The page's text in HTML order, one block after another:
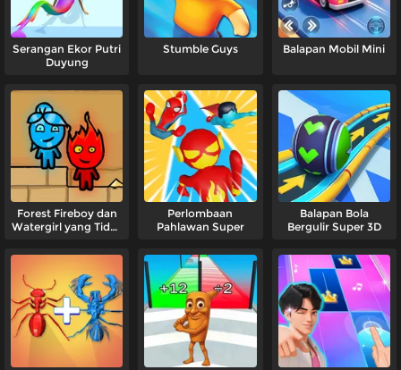
Serangan Ekor Putri
Duyung
Stumble Guys Balapan Mobil Mini
Forest Fireboy dan
Watergirl yang Tidak
Perlombaan
Pahlawan Super
Balapan Bola
Bergulir Super 3D